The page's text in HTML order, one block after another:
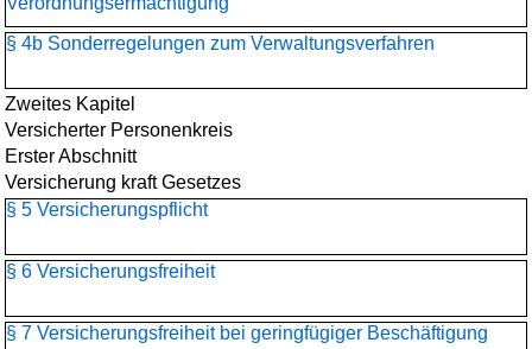
§ 4b Sonderregelungen zum Verwaltungsverfahren
Zweites Kapitel
Versicherter Personenkreis
Erster Abschnitt
Versicherung kraft Gesetzes
§ 5 Versicherungspflicht
§ 6 Versicherungsfreiheit
§ 7 Versicherungsfreiheit bei geringfügiger Beschäftigung